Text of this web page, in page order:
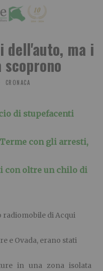
dell'auto, ma i
CRONACA
di stupefacenti
con gli arresti,
con oltre un chilo di
radiomobile di Acqui
e Ovada, erano stati
in una zona isolata